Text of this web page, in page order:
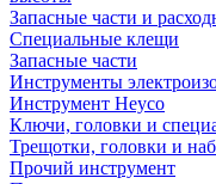
Запасные части и
Специальные клещи
Запасные части
Инструменты
Инструмент Heyco
Ключи, головки и
Трещотки, головки и
Прочий инструмент